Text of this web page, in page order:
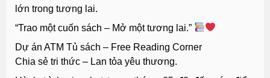
lớn trong tương lai.
“Trao một cuốn sách – Mở một tương lai.”
Dự án ATM Tủ sách – Free Reading Corner
Chia sẻ tri thức – Lan tỏa yêu thương.